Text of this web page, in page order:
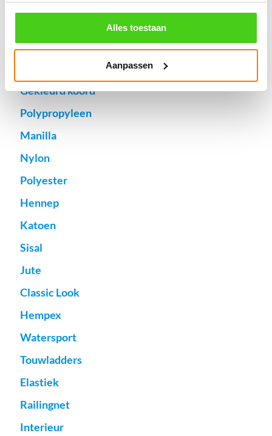
Alles toestaan
Aanpassen
home
Gekleurd koord
Polypropyleen
Manilla
Nylon
Polyester
Hennep
Katoen
Sisal
Jute
Classic Look
Hempex
Watersport
Touwladders
Elastiek
Railingnet
Interieur